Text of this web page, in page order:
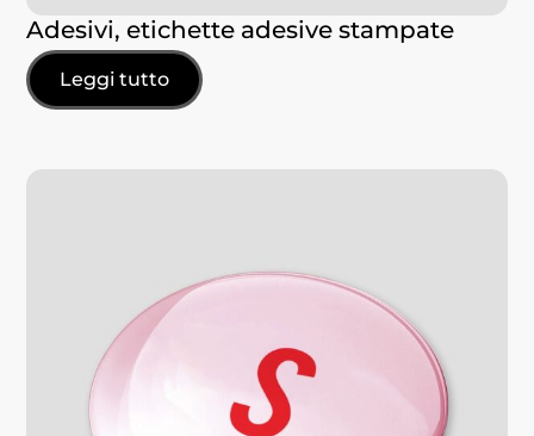
Adesivi, etichette adesive stampate
Leggi tutto